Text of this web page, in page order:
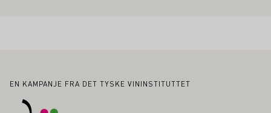
Bunntekst
EN KAMPANJE FRA DET TYSKE VININSTITUTTET